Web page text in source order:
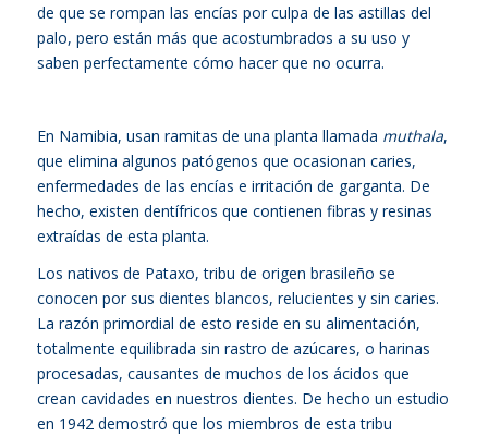
de que se rompan las encías por culpa de las astillas del
palo, pero están más que acostumbrados a su uso y
saben perfectamente cómo hacer que no ocurra.
En Namibia, usan ramitas de una planta llamada muthala,
que elimina algunos patógenos que ocasionan caries,
enfermedades de las encías e irritación de garganta. De
hecho, existen dentífricos que contienen fibras y resinas
extraídas de esta planta.
Los nativos de Pataxo, tribu de origen brasileño se
conocen por sus dientes blancos, relucientes y sin caries.
La razón primordial de esto reside en su alimentación,
totalmente equilibrada sin rastro de azúcares, o harinas
procesadas, causantes de muchos de los ácidos que
crean cavidades en nuestros dientes. De hecho un estudio
en 1942 demostró que los miembros de esta tribu